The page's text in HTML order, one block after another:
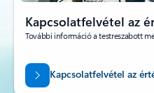
Kapcsolatfelvétel az
További információ a testreszabott
Kapcsolatfelvétel az